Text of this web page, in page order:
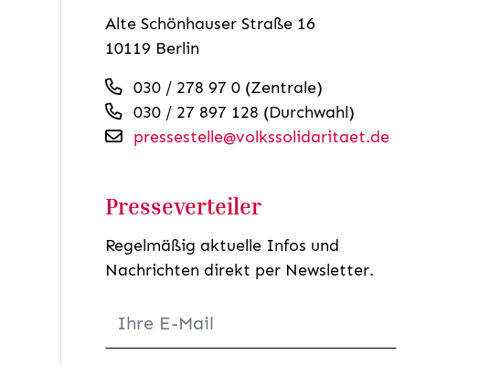
Alte Schönhauser Straße 16
10119 Berlin
030 / 278 97 0 (Zentrale)
030 / 27 897 128 (Durchwahl)
pressestelle@volkssolidaritaet.de
Presseverteiler
Regelmäßig aktuelle Infos und
Nachrichten direkt per Newsletter.